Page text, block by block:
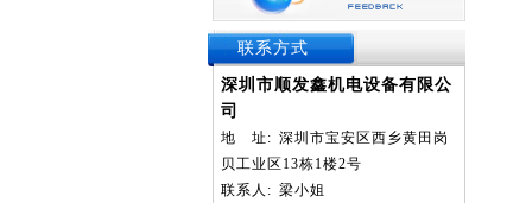
联系方式
深圳市顺发鑫机电设备有限公
司
地 址: 深圳市宝安区西乡黄田岗
贝工业区13栋1楼2号
联系人: 梁小姐